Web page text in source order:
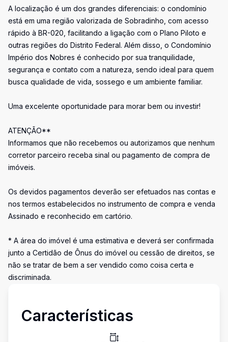
A localização é um dos grandes diferenciais: o condomínio
está em uma região valorizada de Sobradinho, com acesso
rápido à BR-020, facilitando a ligação com o Plano Piloto e
outras regiões do Distrito Federal. Além disso, o Condomínio
Império dos Nobres é conhecido por sua tranquilidade,
segurança e contato com a natureza, sendo ideal para quem
busca qualidade de vida, sossego e um ambiente familiar.
Uma excelente oportunidade para morar bem ou investir!
ATENÇÃO**
Informamos que não recebemos ou autorizamos que nenhum
corretor parceiro receba sinal ou pagamento de compra de
imóveis.
Os devidos pagamentos deverão ser efetuados nas contas e
nos termos estabelecidos no instrumento de compra e venda
Assinado e reconhecido em cartório.
* A área do imóvel é uma estimativa e deverá ser confirmada
junto a Certidão de Ônus do imóvel ou cessão de direitos, se
não se tratar de bem a ser vendido como coisa certa e
discriminada.
Características